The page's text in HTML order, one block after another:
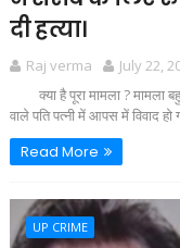
दी हत्या।
Raj verma
July 22,
क्या है पूरा मामला ? मामला
वाले पति पत्नी में आपस में विवाद हो
Read More
UP CRIME